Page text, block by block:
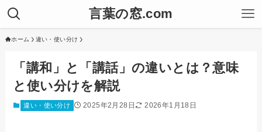
言葉の窓.com
ホーム 違い・使い分け
「講和」と「講話」の違いとは？意味
と使い分けを解説
違い・使い分け 2025年2月28日 2026年1月18日